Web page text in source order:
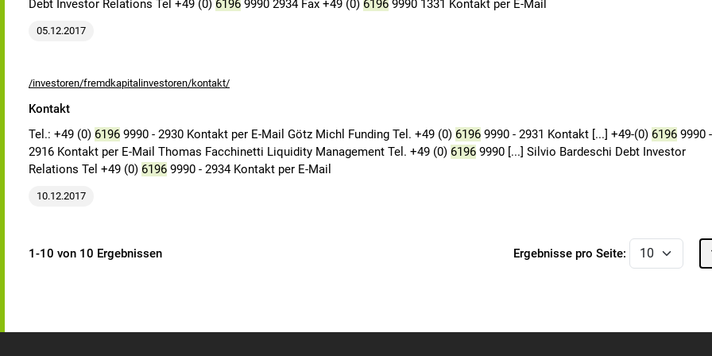
Debt Investor Relations Tel +49 (0) 6196 9990 2934 Fax +49 (0) 6196 9990 1331 Kontakt per E-Mail
05.12.2017
/investoren/fremdkapitalinvestoren/kontakt/
Kontakt
Tel.: +49 (0) 6196 9990 - 2930 Kontakt per E-Mail Götz Michl Funding Tel. +49 (0) 6196 9990 - 2931 Kontakt [...] +49-(0) 6196 9990 -
2916 Kontakt per E-Mail Thomas Facchinetti Liquidity Management Tel. +49 (0) 6196 9990 [...] Silvio Bardeschi Debt Investor
Relations Tel +49 (0) 6196 9990 - 2934 Kontakt per E-Mail
10.12.2017
1-10 von 10 Ergebnissen Ergebnisse pro Seite: